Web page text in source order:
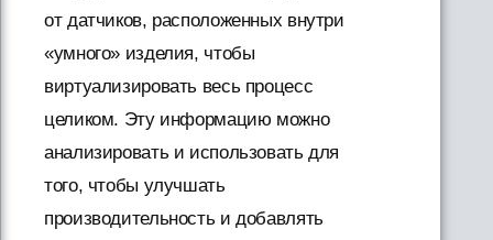
от датчиков, расположенных внутри
«умного» изделия, чтобы
виртуализировать весь процесс
целиком. Эту информацию можно
анализировать и использовать для
того, чтобы улучшать
производительность и добавлять